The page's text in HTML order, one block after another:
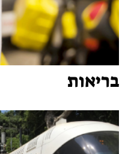
בריאות